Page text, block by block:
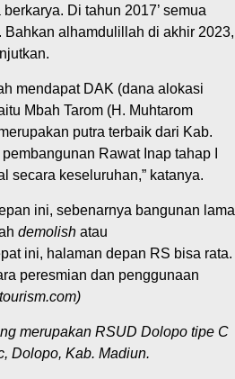
Di tahun 2017’ semua
alhamdulillah di akhir 2023,
mendapat DAK (dana alokasi
Mbah Tarom (H. Muhtarom
putra terbaik dari Kab.
Rawat Inap tahap I
secara keseluruhan,” katanya.
ini, sebenarnya bangunan lama
demolishatau
ini, halaman depan RS bisa rata.
peresmian dan penggunaan
merupakan RSUD Dolopo tipe C
Dolopo, Kab. Madiun.